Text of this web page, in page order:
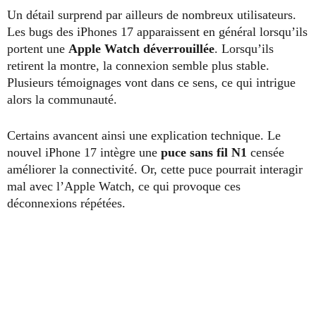
Un détail surprend par ailleurs de nombreux utilisateurs.
Les bugs des iPhones 17 apparaissent en général lorsqu’ils
portent une Apple Watch déverrouillée. Lorsqu’ils
retirent la montre, la connexion semble plus stable.
Plusieurs témoignages vont dans ce sens, ce qui intrigue
alors la communauté.
Certains avancent ainsi une explication technique. Le
nouvel iPhone 17 intègre une puce sans fil N1 censée
améliorer la connectivité. Or, cette puce pourrait interagir
mal avec l’Apple Watch, ce qui provoque ces
déconnexions répétées.